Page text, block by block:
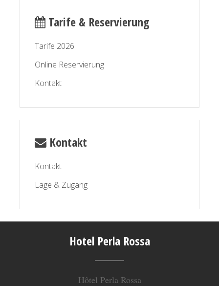
Tarife & Reservierung
Tarife 2026
Online Reservierung
Kontakt
Kontakt
Kontakt
Lage & Zugang
Hotel Perla Rossa
Hôtel Perla Rossa